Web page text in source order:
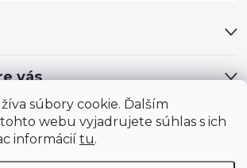
súbory cookie. Ďalším
webu vyjadrujete súhlas s ich
informácií tu.
vás